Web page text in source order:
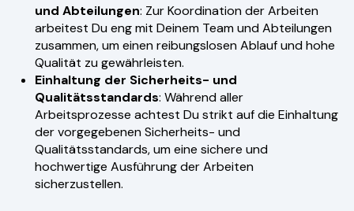
und Abteilungen: Zur Koordination der Arbeiten
arbeitest Du eng mit Deinem Team und Abteilungen
zusammen, um einen reibungslosen Ablauf und hohe
Qualität zu gewährleisten.
Einhaltung der Sicherheits- und
Qualitätsstandards: Während aller
Arbeitsprozesse achtest Du strikt auf die Einhaltung
der vorgegebenen Sicherheits- und
Qualitätsstandards, um eine sichere und
hochwertige Ausführung der Arbeiten
sicherzustellen.